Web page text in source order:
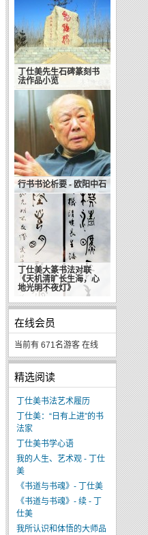
丁仕美先生石碑篆刻书
法作品小览
行书书论析要 - 欧阳中石
丁仕美大篆书法对联
《天机清旷长生海，心
地光明不夜灯》
在线会员
当前有 671名游客 在线
精选阅读
丁仕美书法艺术履历
丁仕美：“日有上进”的书
法家
丁仕美书学心语
我的人生、艺术观 - 丁仕
美
《书道与书魂》- 丁仕美
《书道与书魂》- 续 - 丁
仕美
我所认识和体悟的大师品